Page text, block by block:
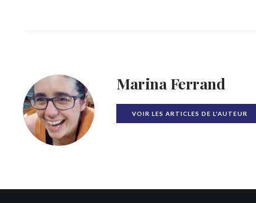
Marina Ferrand
VOIR LES ARTICLES DE L'AUTEUR